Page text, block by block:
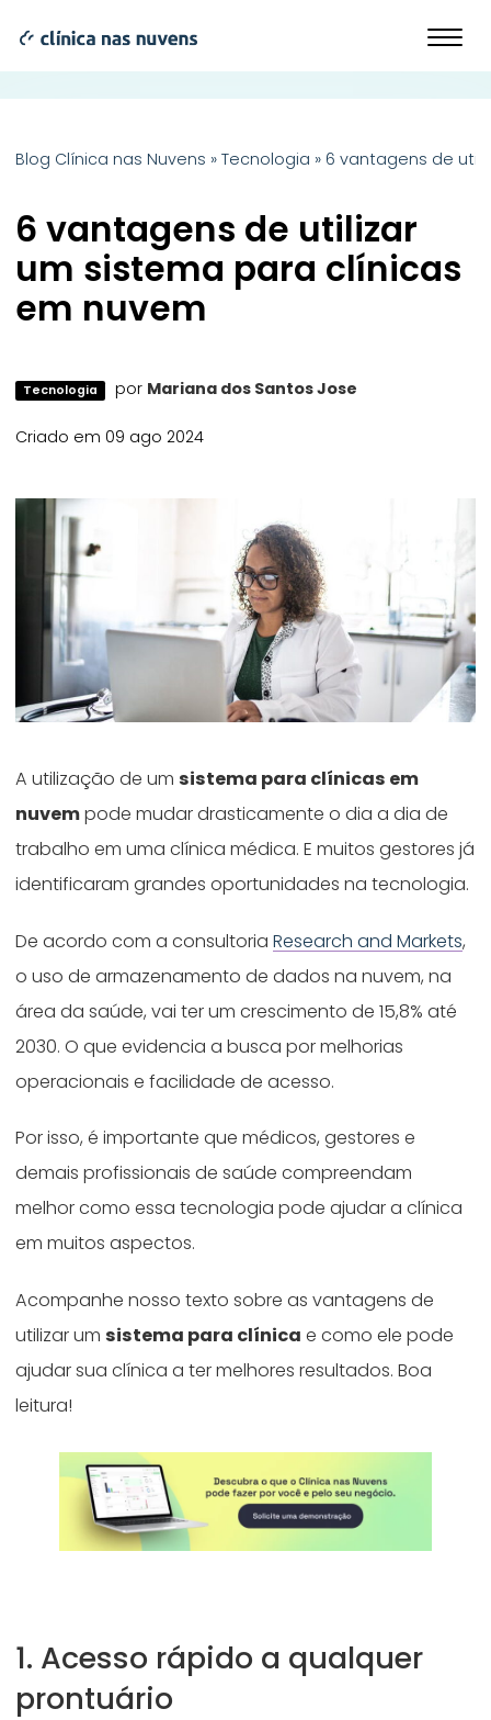
Blog Clínica nas Nuvens »Tecnologia » 6 vantagens de
6 vantagens de utilizar
um sistema para clínicas
em nuvem
Tecnologia por Mariana dos Santos Jose
Criado em 09 ago 2024
A utilização de umsistema para clínicas em
nuvempode mudar drasticamente o dia a dia de
trabalho em uma clínica médica. E muitos gestores já
identificaram grandes oportunidades na tecnologia.
De acordo com a consultoriaResearch and Markets,
o uso de armazenamento de dados na nuvem, na
área da saúde, vai ter um crescimento de 15,8% até
2030. O que evidencia a busca por melhorias
operacionais e facilidade de acesso.
Por isso, é importante que médicos, gestores e
demais profissionais de saúde compreendam
melhor como essa tecnologia pode ajudar a clínica
em muitos aspectos.
Acompanhe nosso texto sobre as vantagens de
utilizar umsistema para clínica e como ele pode
ajudar sua clínica a ter melhores resultados. Boa
leitura!
1. Acesso rápido a qualquer
prontuário